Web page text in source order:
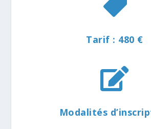

Tarif : 480 €

Modalités